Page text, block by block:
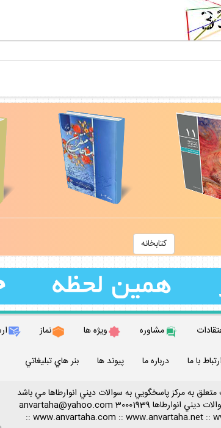
كتابخانه
مشاوره ويژه ها نماز
ارتباط با ما درباره ما پيوند ها بنر هاي تبليغاتي
به مركز پاسخگويي به سوالات ديني انوارطاها مي باشد
ديني انوارطاها 30001939
anvartaha@yahoo.com
www.anvartaha.com :: www.anvartaha.net::
::